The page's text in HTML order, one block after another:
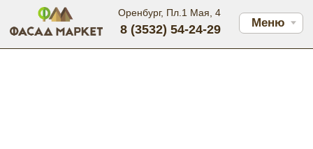
Меню
Оренбург, Пл.1 Мая, 4
8 (3532) 54-24-29